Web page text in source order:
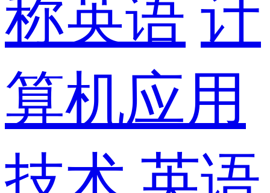
称英语 计
算机应用